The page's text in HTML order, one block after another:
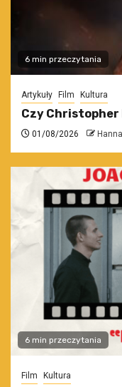
6 min przeczytania
Artykuły Film Kultura
Czy Christopher
01/08/2026
6 min przeczytania
Film Kultura